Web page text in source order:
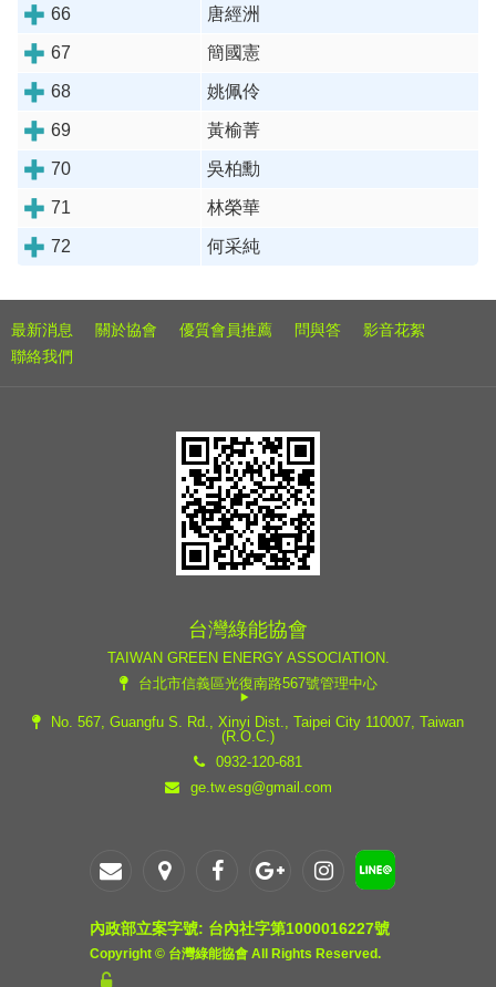
66 唐經洲
67 簡國憲
68 姚佩伶
69 黃榆菁
70 吳柏勳
71 林榮華
72 何采純
最新消息 關於協會 優質會員推薦 問與答
影音花絮
聯絡我們
台灣綠能協會
TAIWAN GREEN ENERGY ASSOCIATION.
台北市信義區光復南路567號管理中心
No. 567, Guangfu S. Rd., Xinyi Dist., Taipei City 110007, Taiwan
(R.O.C.)
0932-120-681
ge.tw.esg@gmail.com
內政部立案字號: 台內社字第1000016227號
Copyright © 台灣綠能協會 All Rights Reserved.